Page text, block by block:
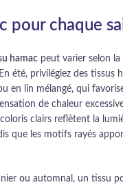
pour chaque
hamac peut varier selon la
été, privilégiez des tissus
en lin mélangé, qui
de chaleur
coloris clairs reflètent la
que les motifs rayés
ou automnal, un tissu